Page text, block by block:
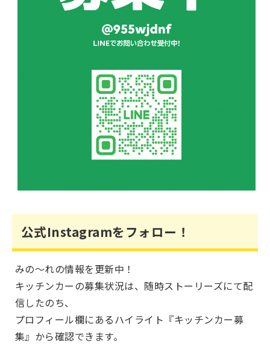
公式Instagramをフォロー！
みの～れの情報を更新中！
キッチンカーの募集状況は、随時ストーリーズにて配
信したのち、
プロフィール欄にあるハイライト『キッチンカー募
集』から確認できます。